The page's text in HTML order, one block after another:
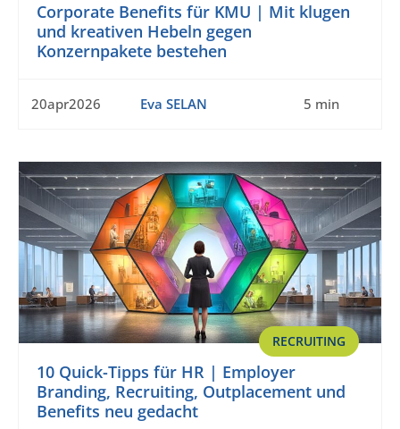
Corporate Benefits für KMU | Mit klugen
und kreativen Hebeln gegen
Konzernpakete bestehen
20apr2026 Eva SELAN 5 min
RECRUITING
10 Quick-Tipps für HR | Employer
Branding, Recruiting, Outplacement und
Benefits neu gedacht